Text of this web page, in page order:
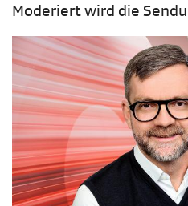
Moderiert wird die